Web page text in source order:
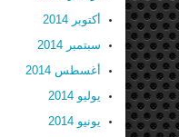
أكتوبر 2014
سبتمبر 2014
أغسطس 2014
يوليو 2014
يونيو 2014